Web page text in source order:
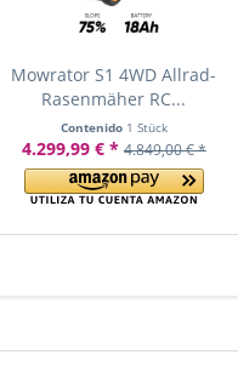
Mowrator S1 4WD Allrad-
Rasenmäher RC...
Contenido 1 Stück
4.299,99 € * 4.849,00 € *